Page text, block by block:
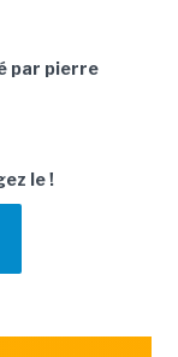
par pierre
le !